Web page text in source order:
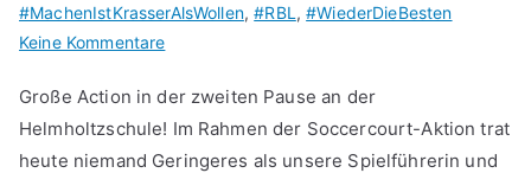
#MachenIstKrasserAlsWollen,#RBL ,#WiederDieBesten
Keine Kommentarezu
mit
Bulli
Große Action in der zweiten Pause an der
Helmholtzschule! Im Rahmen der Soccercourt-Aktion trat
heute niemand Geringeres als unsere Spielführerin und